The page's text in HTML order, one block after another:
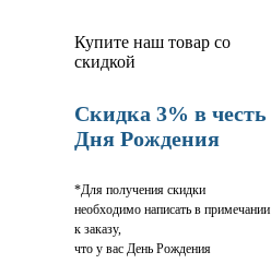
Купите наш товар со
скидкой
Скидка 3% в честь
Дня Рождения
*Для получения скидки
необходимо написать в примечании
к заказу,
что у вас День Рождения